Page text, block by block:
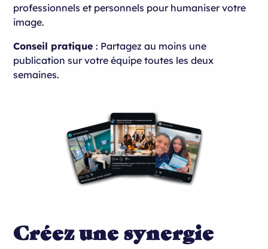
professionnels et personnels pour humaniser votre
image.
Conseil pratique: Partagez au moins une
publication sur votre équipe toutes les deux
semaines.
Créez une synergie